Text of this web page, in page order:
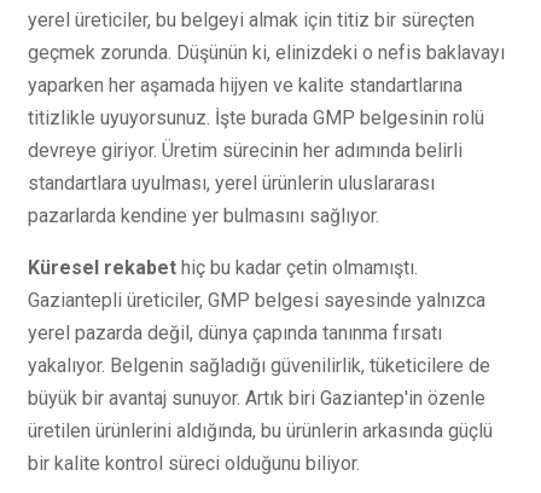
yerel üreticiler, bu belgeyi almak için titiz bir süreçten
geçmek zorunda. Düşünün ki, elinizdeki o nefis baklavayı
yaparken her aşamada hijyen ve kalite standartlarına
titizlikle uyuyorsunuz. İşte burada GMP belgesinin rolü
devreye giriyor. Üretim sürecinin her adımında belirli
standartlara uyulması, yerel ürünlerin uluslararası
pazarlarda kendine yer bulmasını sağlıyor.
Küresel rekabet hiç bu kadar çetin olmamıştı.
Gaziantepli üreticiler, GMP belgesi sayesinde yalnızca
yerel pazarda değil, dünya çapında tanınma fırsatı
yakalıyor. Belgenin sağladığı güvenilirlik, tüketicilere de
büyük bir avantaj sunuyor. Artık biri Gaziantep'in özenle
üretilen ürünlerini aldığında, bu ürünlerin arkasında güçlü
bir kalite kontrol süreci olduğunu biliyor.